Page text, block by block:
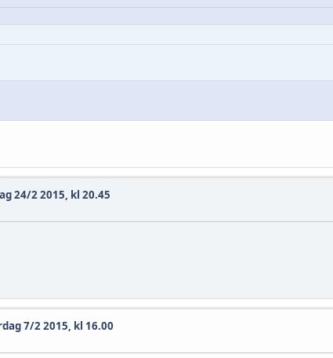
24/2 2015, kl 20.45
7/2 2015, kl 16.00